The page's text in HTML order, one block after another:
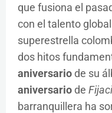
que fusiona el
con el talento
superestrella
dos hitos
aniversariode su
aniversariode
barranquillera ha